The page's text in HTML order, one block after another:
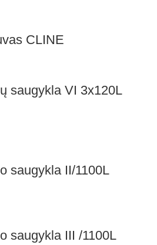
CLINE
saugykla VI 3x120L
saugykla II/1100L
saugykla III /1100L